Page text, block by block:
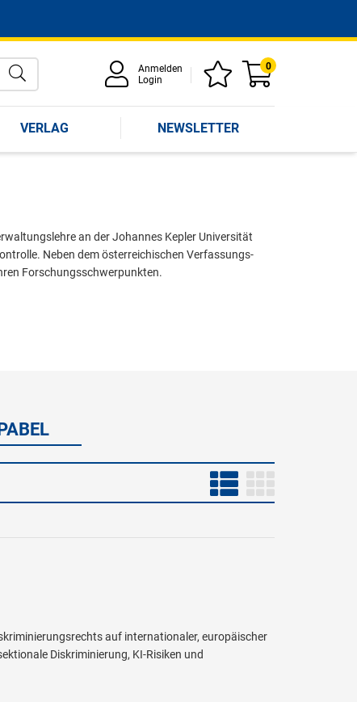
Anmelden
Login
0
VERLAG NEWSLETTER
an der Johannes Kepler Universität
Neben dem österreichischen Verfassungs-
Forschungsschwerpunkten.
auf internationaler, europäischer
Diskriminierung, KI-Risiken und